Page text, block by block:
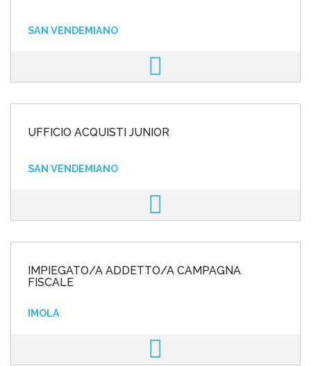
SAN VENDEMIANO
UFFICIO ACQUISTI JUNIOR
SAN VENDEMIANO
IMPIEGATO/A ADDETTO/A CAMPAGNA
FISCALE
IMOLA